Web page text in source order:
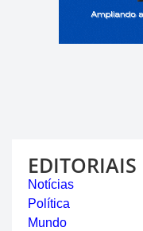
EDITORIAIS
Notícias
Política
Mundo